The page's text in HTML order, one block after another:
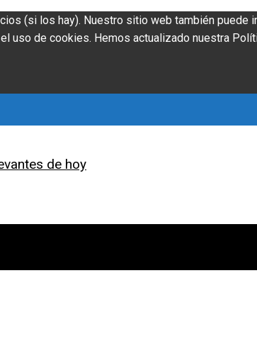
(si los hay). Nuestro sitio web también puede
uso de cookies. Hemos actualizado nuestra
de hoy